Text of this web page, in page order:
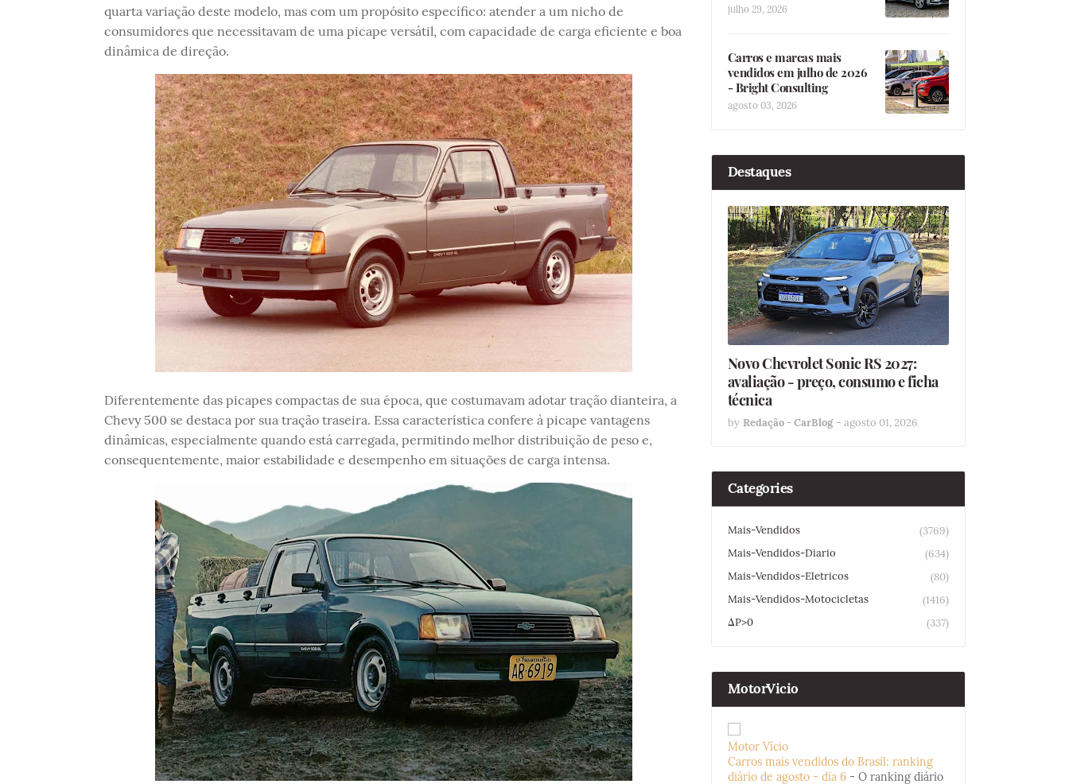
quarta variação deste modelo, mas com um propósito específico: atender a um nicho de
consumidores que necessitavam de uma picape versátil, com capacidade de carga eficiente e boa
dinâmica de direção.
Diferentemente das picapes compactas de sua época, que costumavam adotar tração dianteira, a
Chevy 500 se destaca por sua tração traseira. Essa característica confere à picape vantagens
dinâmicas, especialmente quando está carregada, permitindo melhor distribuição de peso e,
consequentemente, maior estabilidade e desempenho em situações de carga intensa.
julho 29, 2026
Carros e marcas mais
vendidos em julho de 2026
- Bright Consulting
agosto 03, 2026
Destaques
Novo Chevrolet Sonic RS 2027:
avaliação - preço, consumo e ficha
técnica
by Redação - CarBlog - agosto 01, 2026
Categories
Mais-Vendidos
(3769)
Mais-Vendidos-Diario
(634)
Mais-Vendidos-Eletricos
(80)
Mais-Vendidos-Motocicletas
(1416)
ΔP>0
(337)
MotorVicio
Motor Vício
Carros mais vendidos do Brasil: ranking
diário de agosto - dia 6 - O ranking diário